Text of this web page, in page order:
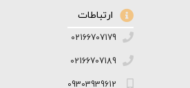
ارتباطات
02166707179
02166707189
09303939612